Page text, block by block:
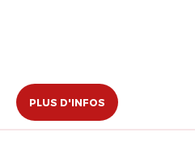
PLUS D'INFOS